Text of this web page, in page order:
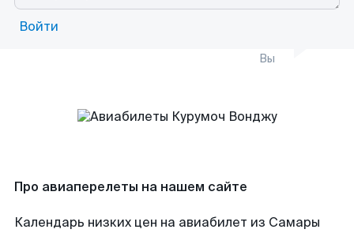
Войти
Вы
Про авиаперелеты на нашем сайте
Календарь низких цен на авиабилет из Самары